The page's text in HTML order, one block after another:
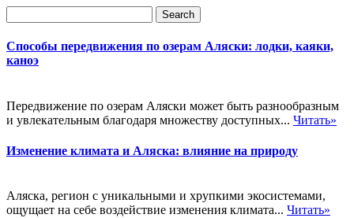
Способы передвижения по озерам Аляски: лодки, каяки,
каноэ
Передвижение по озерам Аляски может быть разнообразным
и увлекательным благодаря множеству доступных... Читать»
Изменение климата и Аляска: влияние на природу
Аляска, регион с уникальными и хрупкими экосистемами,
ощущает на себе воздействие изменения климата... Читать»